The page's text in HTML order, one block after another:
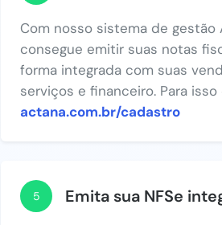
Com nosso sistema de gestão
consegue emitir suas notas
forma integrada com suas
serviços e financeiro. Para
actana.com.br/cadastro
5 Emita sua NFSe